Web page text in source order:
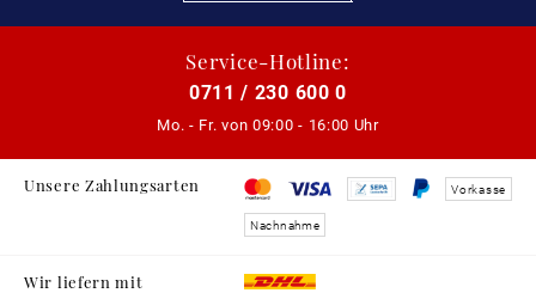
Service-Hotline:
0711 / 230 600 0
Mo. - Fr. von 09:00 - 16:00 Uhr
Unsere Zahlungsarten Vorkasse
Nachnahme
Wir liefern mit